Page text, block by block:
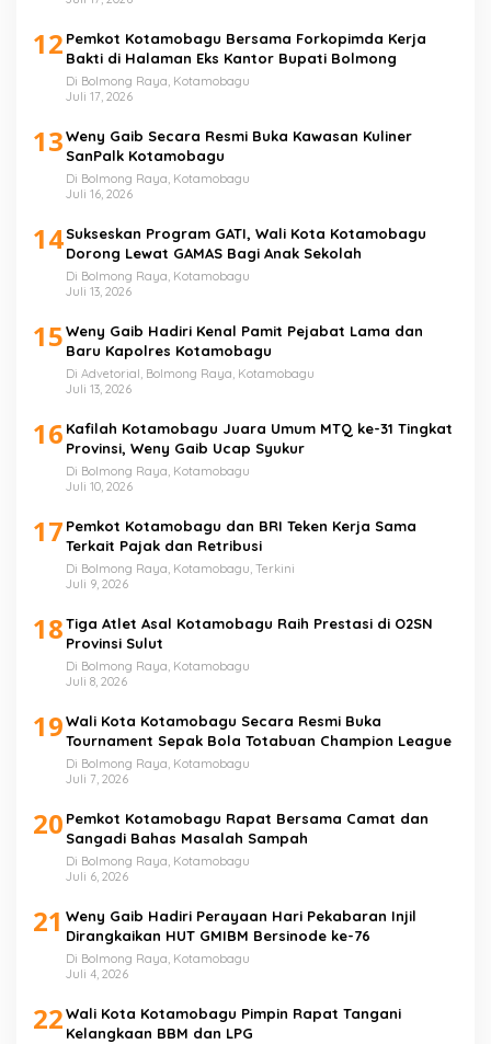
12 Pemkot Kotamobagu Bersama Forkopimda Kerja
Bakti di Halaman Eks Kantor Bupati Bolmong
Di Bolmong Raya, Kotamobagu
Juli 17, 2026
13Weny Gaib Secara Resmi Buka Kawasan Kuliner
SanPalk Kotamobagu
Di Bolmong Raya, Kotamobagu
Juli 16, 2026
14Sukseskan Program GATI, Wali Kota Kotamobagu
Dorong Lewat GAMAS Bagi Anak Sekolah
Di Bolmong Raya, Kotamobagu
Juli 13, 2026
15Weny Gaib Hadiri Kenal Pamit Pejabat Lama dan
Baru Kapolres Kotamobagu
Di Advetorial, Bolmong Raya, Kotamobagu
Juli 13, 2026
16 Kafilah Kotamobagu Juara Umum MTQ ke-31 Tingkat
Provinsi, Weny Gaib Ucap Syukur
Di Bolmong Raya, Kotamobagu
Juli 10, 2026
17 Pemkot Kotamobagu dan BRI Teken Kerja Sama
Terkait Pajak dan Retribusi
Di Bolmong Raya, Kotamobagu, Terkini
Juli 9, 2026
18Tiga Atlet Asal Kotamobagu Raih Prestasi di O2SN
Provinsi Sulut
Di Bolmong Raya, Kotamobagu
Juli 8, 2026
19Wali Kota Kotamobagu Secara Resmi Buka
Tournament Sepak Bola Totabuan Champion League
Di Bolmong Raya, Kotamobagu
Juli 7, 2026
20 Pemkot Kotamobagu Rapat Bersama Camat dan
Sangadi Bahas Masalah Sampah
Di Bolmong Raya, Kotamobagu
Juli 6, 2026
21 Weny Gaib Hadiri Perayaan Hari Pekabaran Injil
Dirangkaikan HUT GMIBM Bersinode ke-76
Di Bolmong Raya, Kotamobagu
Juli 4, 2026
22Wali Kota Kotamobagu Pimpin Rapat Tangani
Kelangkaan BBM dan LPG